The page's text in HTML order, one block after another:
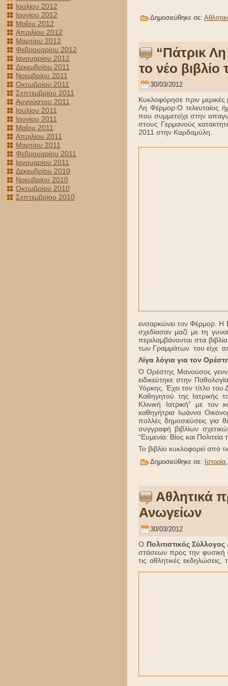
Ιουλίου 2012
Ιουνίου 2012
Μαΐου 2012
Απριλίου 2012
Μαρτίου 2012
Φεβρουαρίου 2012
Ιανουαρίου 2012
Δεκεμβρίου 2011
Νοεμβρίου 2011
Οκτωβρίου 2011
Σεπτεμβρίου 2011
Αυγούστου 2011
Ιουλίου 2011
Ιουνίου 2011
Μαΐου 2011
Απριλίου 2011
Μαρτίου 2011
Φεβρουαρίου 2011
Ιανουαρίου 2011
Δεκεμβρίου 2010
Νοεμβρίου 2010
Οκτωβρίου 2010
Σεπτεμβρίου 2010
Δημοσιεύθηκε σε:
“Πάτρικ
το νέο
30/03/2012
Κυκλοφόρησε πριν
Λη Φέρμορ:Ο τελευταίος
που συμμετείχε στην
στους Γερμανούς
2011 στην Καρδαμύλη.
ενσαρκώνει τον Φέρμορ. Η
σχεδίασαν μαζί με τη
περιλαμβάνονται στα
των Γραμμάτων του είχε
Λίγα λόγια για τον
Ο Ορέστης Μανούσος
ειδικεύτηκε στην
Υόρκης. Έχει τον τίτλο
Καθηγητού της Ιατρικής
Κλινική Ιατρική” με
καθηγήτρια Ιωάννα
πολλές δημοσιεύσεις για
συγγραφή βιβλίων
“Ευμενία: Βίος και
Το βιβλίο κυκλοφορεί από
Δημοσιεύθηκε σε: Ιστορία
Αθλητικά
Ανωγείων
30/03/2012
Ο Πολιτιστικός
στάσεων προς την φυσική
τις αθλητικές